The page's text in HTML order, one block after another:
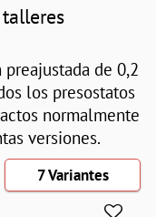
preajustada de 0,2
los presostatos
normalmente
versiones.
7 Variantes